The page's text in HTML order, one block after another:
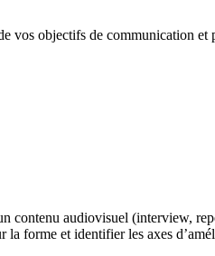
objectifs de communication
contenu audiovisuel (interview,
forme et identifier les axes